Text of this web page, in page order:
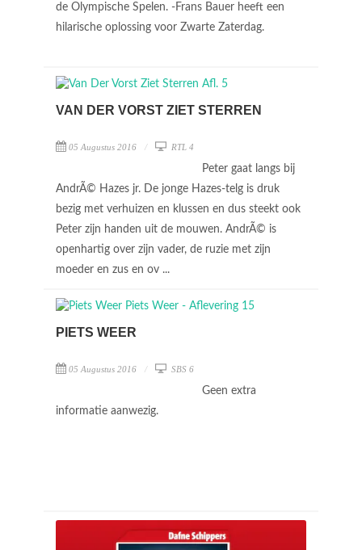
de Olympische Spelen. -Frans Bauer heeft een
hilarische oplossing voor Zwarte Zaterdag.
VAN DER VORST ZIET STERREN
05 Augustus 2016 RTL 4
Peter gaat langs bij
AndrÃ© Hazes jr. De jonge Hazes-telg is druk
bezig met verhuizen en klussen en dus steekt ook
Peter zijn handen uit de mouwen. AndrÃ© is
openhartig over zijn vader, de ruzie met zijn
moeder en zus en ov ...
PIETS WEER
05 Augustus 2016 SBS 6
Geen extra
informatie aanwezig.